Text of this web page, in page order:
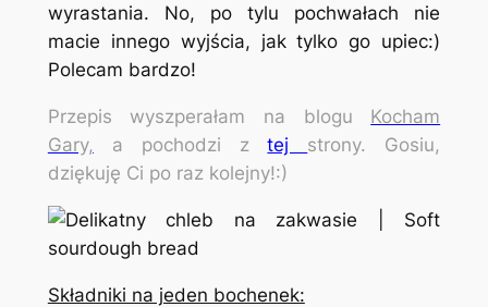
wyrastania. No, po tylu pochwałach nie
macie innego wyjścia, jak tylko go upiec:)
Polecam bardzo!
Przepis wyszperałam na blogu Kocham
Gary, a pochodzi ztej strony. Gosiu,
dziękuję Ci po raz kolejny!:)
Składniki na jeden bochenek: